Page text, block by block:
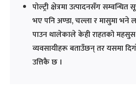
पोल्ट्री क्षेत्रमा उत्पादनसँग
भए पनि अण्डा, चल्ला र मासुमा भने
पाउन थालेकाले केही राहतको
व्यवसायीहरू बताउँछन् तर यसमा
उत्तिकै छ ।